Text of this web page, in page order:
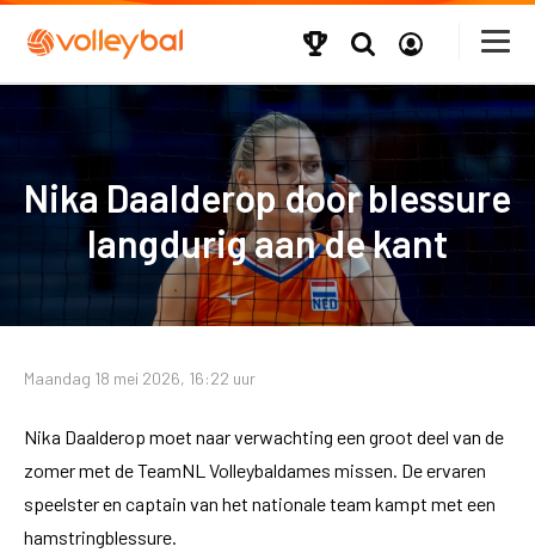
Nika Daalderop door blessure
langdurig aan de kant
Maandag 18 mei 2026, 16:22 uur
Nika Daalderop moet naar verwachting een groot deel van de
zomer met de TeamNL Volleybaldames missen. De ervaren
speelster en captain van het nationale team kampt met een
hamstringblessure.